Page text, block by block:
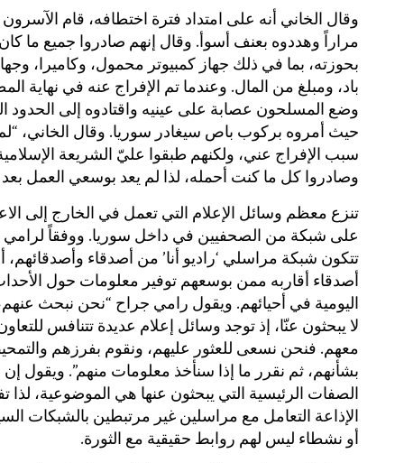
وقال الخاني أنه على امتداد فترة اختطافه، قام
مراراً وهددوه بعنف أسوأ. وقال إنهم صادروا جميع ما
بحوزته، بما في ذلك جهاز كمبيوتر محمول، وكاميرا،
باد، ومبلغ من المال. وعندما تم الإفراج عنه في نهاية
وضع المسلحون عصابة على عينيه واقتادوه إلى الحدود
حيث أمروه بركوب باص سيغادر سوريا. وقال الخاني، “لم
سبب الإفراج عني، ولكنهم طبقوا عليّ الشريعة
وصادروا كل ما كنت أحمله، لذا لم يعد بوسعي العمل
تنزع معظم وسائل الإعلام التي تعمل في الخارج إلى
على شبكة من الصحفيين في داخل سوريا. ووفقاً لرامي
تتكون شبكة مراسلي ‘راديو أنا’ من أصدقاء وأصدقائهم،
أصدقاء أقاربه ممن بوسعهم توفير معلومات حول
اليومية في أحيائهم. ويقول رامي جراح “نحن نبحث
لا يبحثون عنّا، إذ توجد وسائل إعلام عديدة تتنافس
معهم. فنحن نسعى للعثور عليهم، ونقوم بفرزهم
بشأنهم، ثم نقرر ما إذا سنأخذ معلومات منهم”. ويقول
الصفات الرئيسية التي يبحثون عنها هي الموضوعية،
الإذاعة التعامل مع مراسلين غير مرتبطين بالشبكات
أو نشطاء ليس لهم روابط حقيقية مع الثورة.